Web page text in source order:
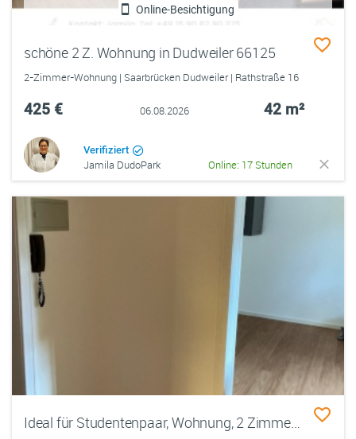
Online-Besichtigung
schöne 2 Z. Wohnung in Dudweiler 66125
2-Zimmer-Wohnung | Saarbrücken Dudweiler | Rathstraße 16
425 € 06.08.2026 42 m²
Verifiziert
Jamila DudoPark Online: 17 Stunden
Ideal für Studentenpaar, Wohnung, 2 Zimmer, Küche, Bad